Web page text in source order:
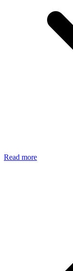
Read more